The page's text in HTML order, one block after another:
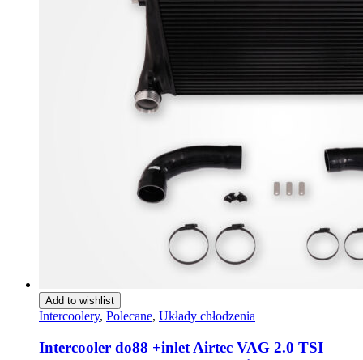
Add to wishlist
Intercoolery, Polecane, Układy chłodzenia
Intercooler do88 +inlet Airtec VAG 2.0 TSI